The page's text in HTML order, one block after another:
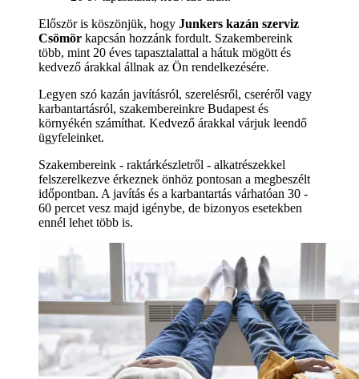
Először is köszönjük, hogy Junkers kazán szerviz
Csömör kapcsán hozzánk fordult. Szakembereink
több, mint 20 éves tapasztalattal a hátuk mögött és
kedvező árakkal állnak az Ön rendelkezésére.
Legyen szó kazán javításról, szerelésről, cseréről vagy
karbantartásról, szakembereinkre Budapest és
környékén számíthat. Kedvező árakkal várjuk leendő
ügyfeleinket.
Szakembereink - raktárkészletről - alkatrészekkel
felszerelkezve érkeznek önhöz pontosan a megbeszélt
időpontban. A javítás és a karbantartás várhatóan 30 -
60 percet vesz majd igénybe, de bizonyos esetekben
ennél lehet több is.